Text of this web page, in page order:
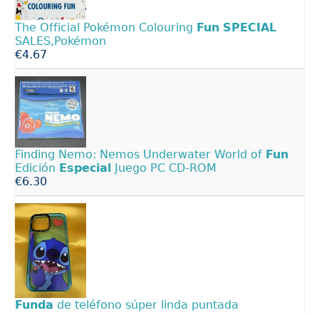
The Official Pokémon Colouring Fun SPECIAL
SALES,Pokémon
€4.67
Finding Nemo: Nemos Underwater World of Fun
Edición Especial Juego PC CD-ROM
€6.30
Funda de teléfono súper linda puntada